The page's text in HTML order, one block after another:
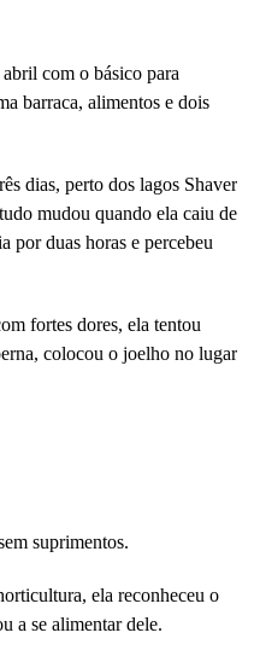
com o básico para
barraca, alimentos e dois
dias, perto dos lagos Shaver
mudou quando ela caiu de
por duas horas e percebeu
fortes dores, ela tentou
colocou o joelho no lugar
suprimentos.
ela reconheceu o
a se alimentar dele.